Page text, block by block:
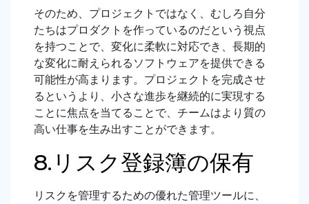
そのため、プロジェクトではなく、むしろ自分
たちはプロダクトを作っているのだという視点
を持つことで、変化に柔軟に対応でき、長期的
な変化に耐えられるソフトウェアを提供できる
可能性が高まります。プロジェクトを完成させ
るというより、小さな進歩を継続的に実現する
ことに焦点を当てることで、チームはより質の
高い仕事を生み出すことができます。
8.リスク登録簿の保有
リスクを管理するための優れた管理ツールに、